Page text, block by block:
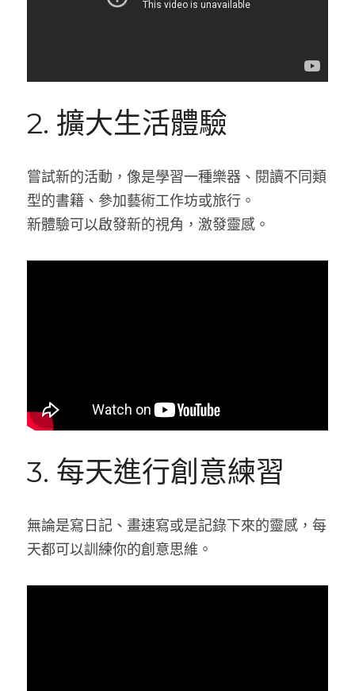
2. 擴大生活體驗
嘗試新的活動，像是學習一種樂器、閱讀不同類
型的書籍、參加藝術工作坊或旅行。
新體驗可以啟發新的視角，激發靈感。
3. 每天進行創意練習
無論是寫日記、畫速寫或是記錄下來的靈感，每
天都可以訓練你的創意思維。